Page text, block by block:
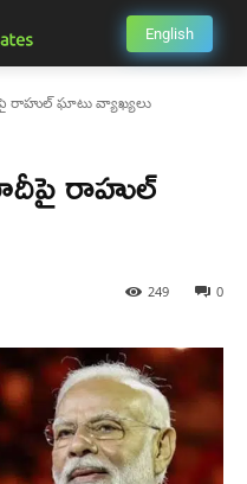
English
రాహుల్ ఘాటు వ్యాఖ్యలు
రాహుల్
0
249